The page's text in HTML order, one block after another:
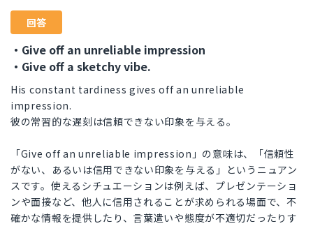
回答
・Give off an unreliable impression
・Give off a sketchy vibe.
His constant tardiness gives off an unreliable
impression.
彼の常習的な遅刻は信頼できない印象を与える。
「Give off an unreliable impression」の意味は、「信頼性
がない、あるいは信用できない印象を与える」というニュアン
スです。使えるシチュエーションは例えば、プレゼンテーショ
ンや面接など、他人に信用されることが求められる場面で、不
確かな情報を提供したり、言葉遣いや態度が不適切だったりす